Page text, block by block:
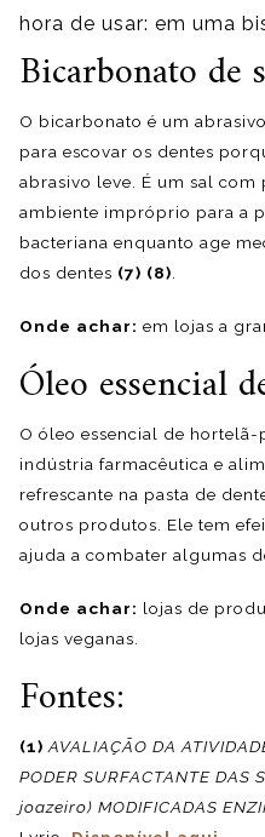
hora de usar: em uma
Bicarbonato de
O bicarbonato é um
para escovar os dentes
abrasivo leve. É um sal
ambiente impróprio para a
bacteriana enquanto age
dos dentes (7) (8)
Onde achar: em lojas a
Óleo essencial
O óleo essencial de
indústria farmacêutica e
refrescante na pasta de
outros produtos. Ele tem
ajuda a combater algumas
Onde achar: lojas de
lojas veganas.
Fontes:
(1) AVALIAÇÃO DA
PODER SURFACTANTE DAS
joazeiro) MODIFICADAS